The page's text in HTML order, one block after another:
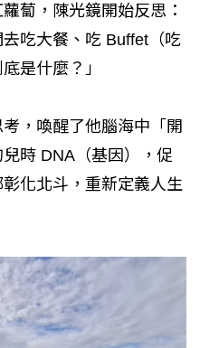
蔔，陳光鏡開始反思：
去吃大餐、吃 Buffet（吃
是什麼？」
，喚醒了他腦海中「開
時 DNA（基因），促
化北斗，重新定義人生